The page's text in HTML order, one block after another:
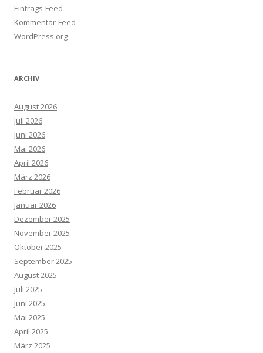
Eintrags-Feed
Kommentar-Feed
WordPress.org
ARCHIV
August 2026
Juli 2026
Juni 2026
Mai 2026
April 2026
März 2026
Februar 2026
Januar 2026
Dezember 2025
November 2025
Oktober 2025
September 2025
August 2025
Juli 2025
Juni 2025
Mai 2025
April 2025
März 2025